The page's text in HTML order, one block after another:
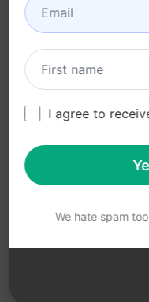
使用条款 (en)
浏览器扩展术语 (en)
账单条款 (en)
All logos, trademarks,
AIPRM and other
and EU CTM
I agree to
We hate spam